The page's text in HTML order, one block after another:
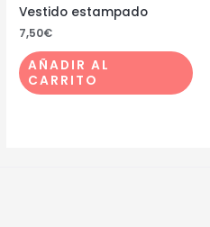
Vestido estampado
7,50€
AÑADIR AL
CARRITO